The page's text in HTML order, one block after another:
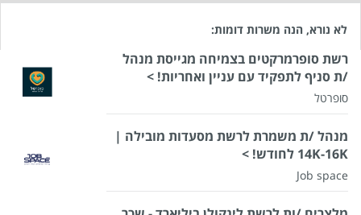
לא נורא, הנה משרות דומות:
רשת סופרמרקטים בצמיחה מגייסת מנהל
/ת סניף לתפקיד עם עניין ואחריות! >
סופרטל
מנהל /ת משמרת לרשת מסעדות מובילה |
14K-16K לחודש! >
Job space